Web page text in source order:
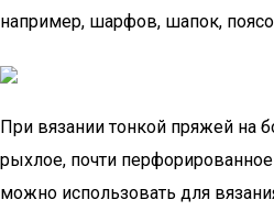
например, шарфов, шапок,
При вязании тонкой пряжей на
рыхлое, почти перфорированное
можно использовать для